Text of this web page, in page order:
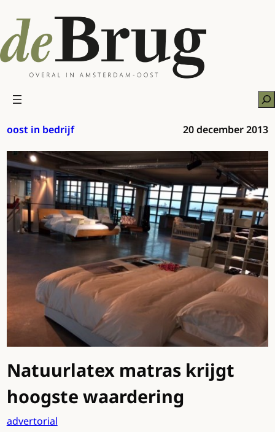
naar
de
inhoud
oost in bedrijf 20 december 2013
Natuurlatex matras krijgt
hoogste waardering
advertorial